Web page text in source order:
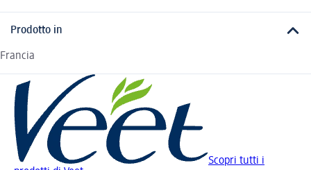
Prodotto in
Francia
Scopri tutti i